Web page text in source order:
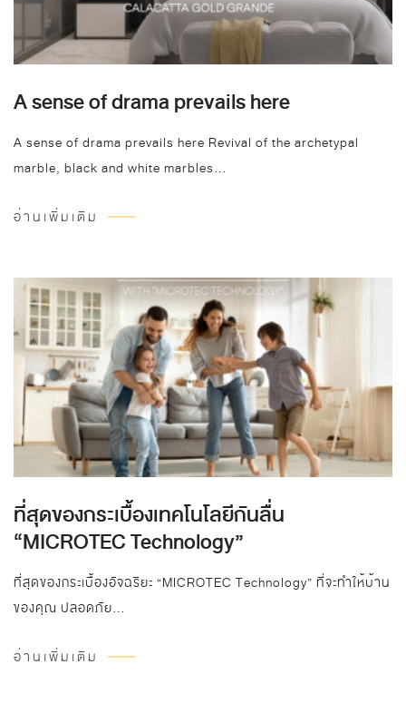
A sense of drama prevails here
A sense of drama prevails here Revival of the archetypal
marble, black and white marbles…
อ่านเพิ่มเติม
ที่สุดของกระเบื้องเทคโนโลยีกันลื่น
“MICROTEC Technology”
ที่สุดของกระเบื้องอัจฉริยะ “MICROTEC Technology” ที่จะทำให้บ้าน
ของคุณ ปลอดภัย…
อ่านเพิ่มเติม